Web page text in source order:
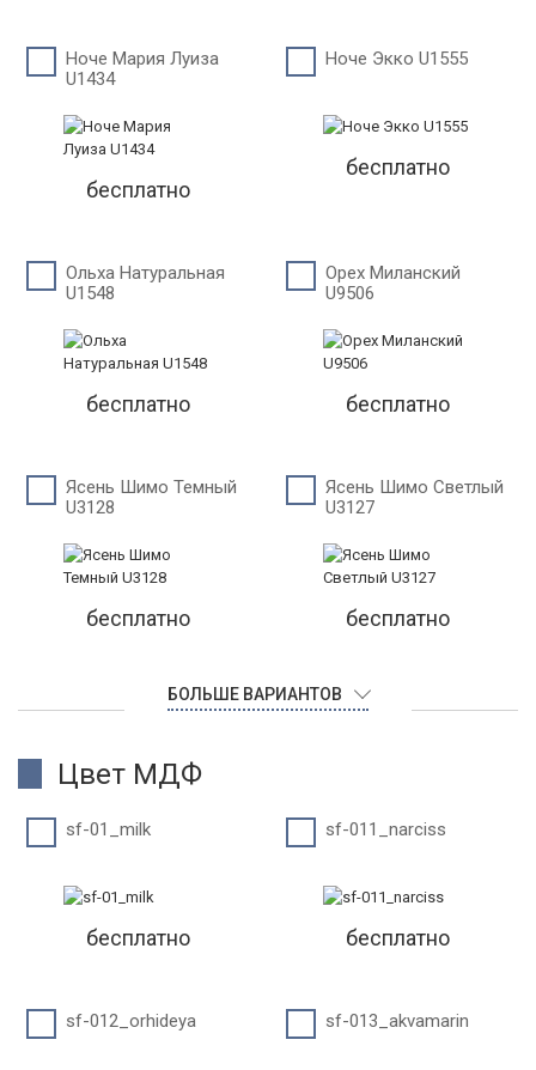
Ноче Мария Луиза
U1434
бесплатно
Ноче Экко U1555
бесплатно
Ольха Натуральная
U1548
бесплатно
Орех Миланский
U9506
бесплатно
Ясень Шимо Темный
U3128
бесплатно
Ясень Шимо Светлый
U3127
бесплатно
БОЛЬШЕ ВАРИАНТОВ
Цвет МДФ
sf-01_milk
бесплатно
sf-011_narciss
бесплатно
sf-012_orhideya sf-013_akvamarin